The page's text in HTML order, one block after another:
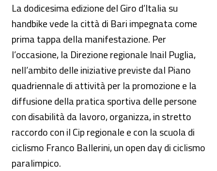
La dodicesima edizione del Giro d’Italia su
handbike vede la città di Bari impegnata come
prima tappa della manifestazione. Per
l’occasione, la Direzione regionale Inail Puglia,
nell’ambito delle iniziative previste dal Piano
quadriennale di attività per la promozione e la
diffusione della pratica sportiva delle persone
con disabilità da lavoro, organizza, in stretto
raccordo con il Cip regionale e con la scuola di
ciclismo Franco Ballerini, un open day di ciclismo
paralimpico.